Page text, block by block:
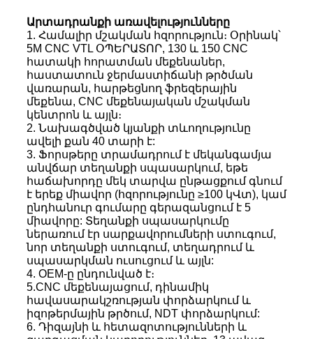
Արտադրանքի առավելությունները
1. Համալիր մշակման հզորություն։ Օրինակ՝
5M CNC VTL ՕՊԵՐԱՏՈՐ, 130 և 150 CNC
հատակի հորատման մեքենաներ,
հաստատուն ջերմաստիճանի թրծման
վառարան, հարթեցնող ֆրեզերային
մեքենա, CNC մեքենայական մշակման
կենտրոն և այլն։
2. Նախագծված կյանքի տևողությունը
ավելի քան 40 տարի է:
3. Ֆորսթերը տրամադրում է մեկանգամյա
անվճար տեղանքի սպասարկում, եթե
հաճախորդը մեկ տարվա ընթացքում գնում
է երեք միավոր (հզորությունը ≥100 կՎտ), կամ
ընդհանուր գումարը գերազանցում է 5
միավորը: Տեղանքի սպասարկումը
ներառում էր սարքավորումների ստուգում,
նոր տեղանքի ստուգում, տեղադրում և
սպասարկման ուսուցում և այլն:
4. OEM-ը ընդունված է։
5.CNC մեքենայացում, դինամիկ
հավասարակշռության փորձարկում և
իզոթերմային թրծում, NDT փորձարկում:
6. Դիզայնի և հետազոտությունների և